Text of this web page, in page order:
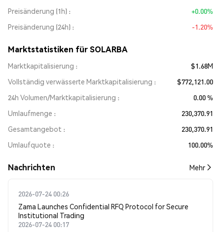
Preisänderung (1h)
+0.00%
Preisänderung (24h)
-1.20%
Marktstatistiken für SOLARBA
Marktkapitalisierung
$1.68M
Vollständig verwässerte Marktkapitalisierung
$772,121.00
24h Volumen/Marktkapitalisierung
0.00 %
Umlaufmenge
230,370.91
Gesamtangebot
230,370.91
Umlaufquote
100.00%
Nachrichten Mehr
2026-07-24 00:26
Zama Launches Confidential RFQ Protocol for Secure
Institutional Trading
2026-07-24 00:17